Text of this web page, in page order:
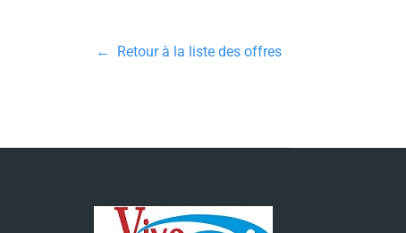
← Retour à la liste des offres